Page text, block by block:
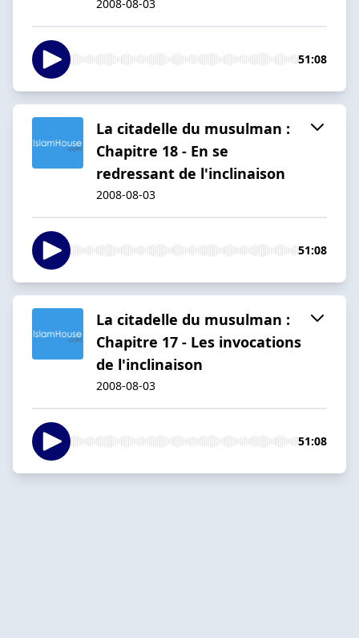
2008-08-03
51:08
La citadelle du musulman :
Chapitre 18 - En se
redressant de l'inclinaison
2008-08-03
51:08
La citadelle du musulman :
Chapitre 17 - Les invocations
de l'inclinaison
2008-08-03
51:08